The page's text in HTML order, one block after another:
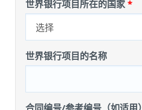
世界银行项目所在的国家
世界银行项目的名称
合同编号/参考编号（如适用）